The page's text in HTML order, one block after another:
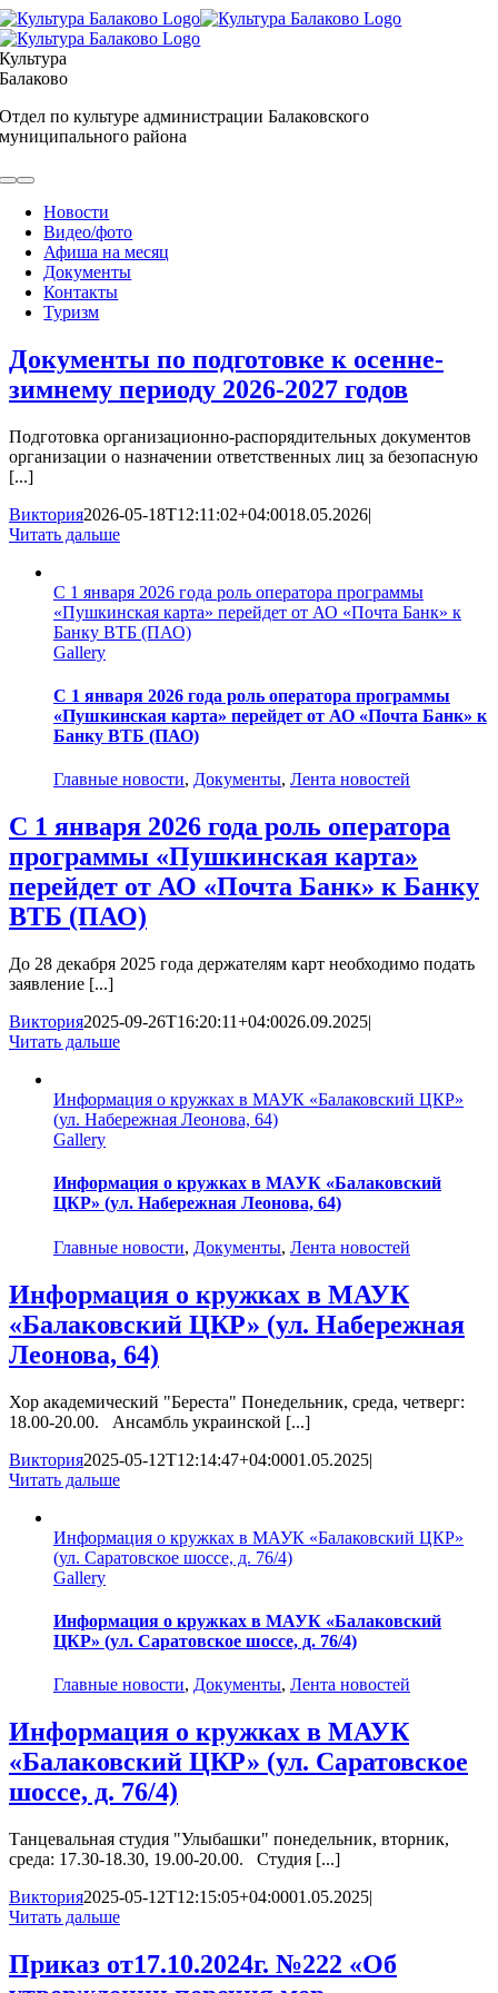
Skip
to
content
Культура
Балаково
Отдел по культуре администрации Балаковского
муниципального района
Toggle
NavigationНовости
Видео/фото
Афиша на месяц
Документы
Контакты
Туризм
Документы по подготовке к осенне-
зимнему периоду 2026-2027 годов
Подготовка организационно-распорядительных документов
организации о назначении ответственных лиц за безопасную
[...]
Виктория2026-05-18T12:11:02+04:0018.05.2026|
Читать дальше
С 1 января 2026 года роль оператора программы
«Пушкинская карта» перейдет от АО «Почта Банк» к
Банку ВТБ (ПАО)
Gallery
С 1 января 2026 года роль оператора программы
«Пушкинская карта» перейдет от АО «Почта Банк» к
Банку ВТБ (ПАО)
Главные новости, Документы, Лента новостей
С 1 января 2026 года роль оператора
программы «Пушкинская карта»
перейдет от АО «Почта Банк» к Банку
ВТБ (ПАО)
До 28 декабря 2025 года держателям карт необходимо подать
заявление [...]
Виктория2025-09-26T16:20:11+04:0026.09.2025|
Читать дальше
Информация о кружках в МАУК «Балаковский ЦКР»
(ул. Набережная Леонова, 64)
Gallery
Информация о кружках в МАУК «Балаковский
ЦКР» (ул. Набережная Леонова, 64)
Главные новости, Документы, Лента новостей
Информация о кружках в МАУК
«Балаковский ЦКР» (ул. Набережная
Леонова, 64)
Хор академический "Береста" Понедельник, среда, четверг:
18.00-20.00. Ансамбль украинской [...]
Виктория2025-05-12T12:14:47+04:0001.05.2025|
Читать дальше
Информация о кружках в МАУК «Балаковский ЦКР»
(ул. Саратовское шоссе, д. 76/4)
Gallery
Информация о кружках в МАУК «Балаковский
ЦКР» (ул. Саратовское шоссе, д. 76/4)
Главные новости, Документы, Лента новостей
Информация о кружках в МАУК
«Балаковский ЦКР» (ул. Саратовское
шоссе, д. 76/4)
Танцевальная студия "Улыбашки" понедельник, вторник,
среда: 17.30-18.30, 19.00-20.00. Студия [...]
Виктория2025-05-12T12:15:05+04:0001.05.2025|
Читать дальше
Приказ от17.10.2024г. №222 «Об